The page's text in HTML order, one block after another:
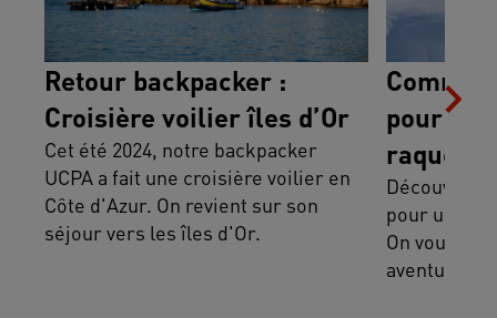
Retour backpacker :
Croisière voilier îles d’Or
Cet été 2024, notre backpacker
UCPA a fait une croisière voilier en
Côte d'Azur. On revient sur son
séjour vers les îles d'Or.
pour
Découvrez
pour une
On vous
aventure